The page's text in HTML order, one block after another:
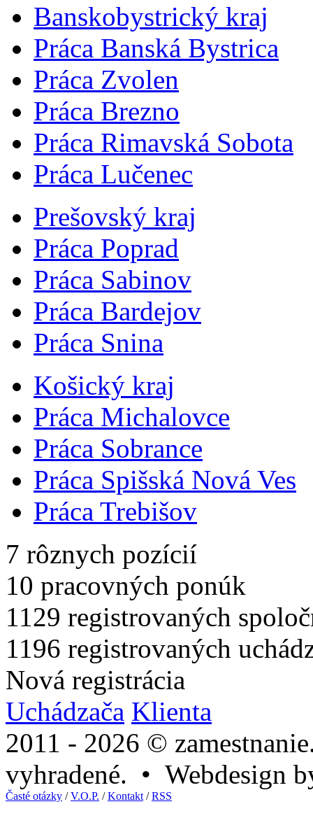
Banskobystrický kraj
Práca Banská Bystrica
Práca Zvolen
Práca Brezno
Práca Rimavská Sobota
Práca Lučenec
Prešovský kraj
Práca Poprad
Práca Sabinov
Práca Bardejov
Práca Snina
Košický kraj
Práca Michalovce
Práca Sobrance
Práca Spišská Nová Ves
Práca Trebišov
7 rôznych pozícií
10 pracovných ponúk
1129 registrovaných
1196 registrovaných
Nová registrácia
Uchádzača Klienta
2011 - 2026 ©
vyhradené. • Webdesign
Časté otázky /V.O.P. /Kontakt /RSS